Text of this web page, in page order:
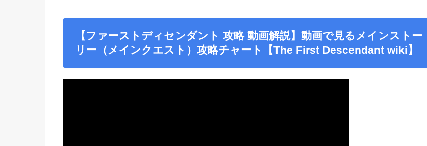
【ファーストディセンダント 攻略 動画解説】動画で見るメインストー
リー（メインクエスト）攻略チャート【The First Descendant wiki】